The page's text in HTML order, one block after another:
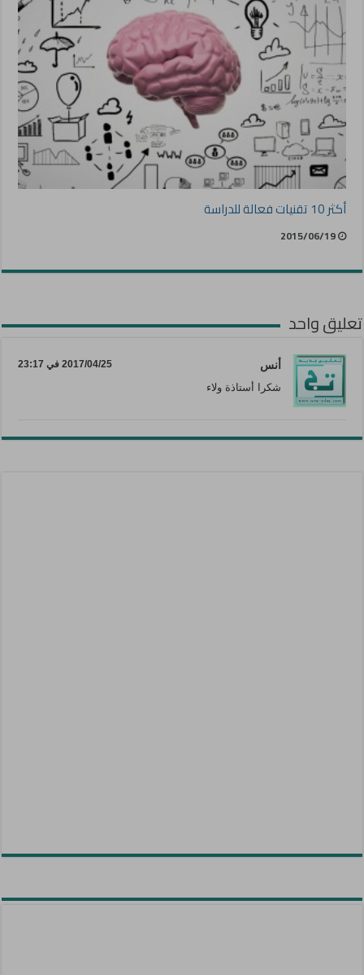
أكثر 10 تقنيات فعالة للدراسة
2015/06/19
تعليق واحد
أنس 2017/04/25 في 23:17
شكرا أستاذة ولاء